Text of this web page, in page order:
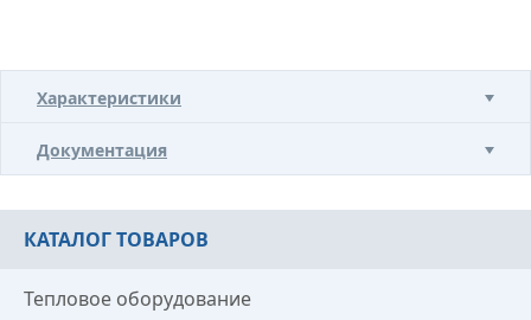
Характеристики
Документация
КАТАЛОГ ТОВАРОВ
Тепловое оборудование